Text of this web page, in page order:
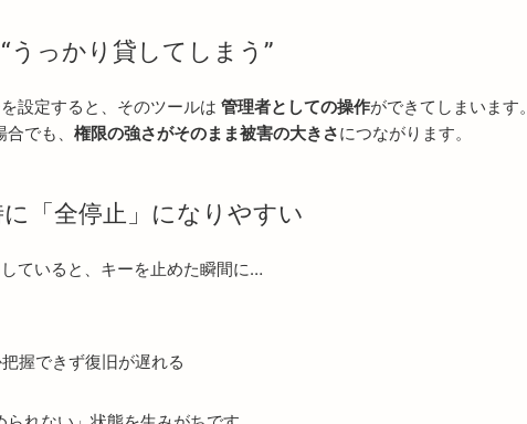
うっかり貸してしまう”
設定すると、そのツールは 管理者としての操作ができてしまいます。
でも、 権限の強さがそのまま被害の大きさにつながります。
「全停止」になりやすい
ていると、キーを止めた瞬間に…
握できず復旧が遅れる